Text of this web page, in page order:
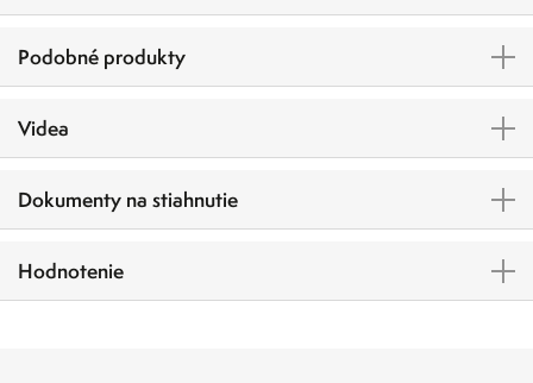
Podobné produkty
Videa
Dokumenty na stiahnutie
Hodnotenie